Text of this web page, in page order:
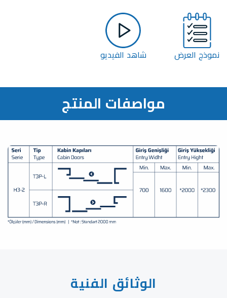
نموذج العرض شاهد الفيديو
مواصفات المنتج
الوثائق الفنية